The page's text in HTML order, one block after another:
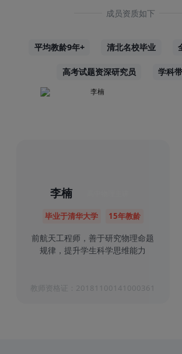
成员资质如下
平均教龄9年+ 清北名校毕业
高考试题资深研究员 学科
李楠
毕业于清华大学 15年教龄
前航天工程师，善于研究物理命题
规律，提升学生科学思维能力
教师资格证：20181100141000361